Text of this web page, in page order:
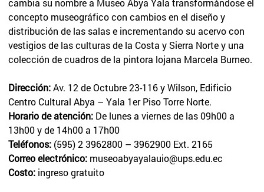
concepto museográfico con cambios en el diseño y
distribución de las salas e incrementando su acervo con
vestigios de las culturas de la Costa y Sierra Norte y una
colección de cuadros de la pintora lojana Marcela Burneo.
Dirección:Av. 12 de Octubre 23-116 y Wilson, Edificio
Centro Cultural Abya – Yala 1er Piso Torre Norte.
Horario de atención: De lunes a viernes de las 09h00 a
13h00 y de 14h00 a 17h00
Teléfonos: (595) 2 3962800 – 3962900 Ext. 2165
Correo electrónico: museoabyayalauio@ups.edu.ec
Costo: ingreso gratuito